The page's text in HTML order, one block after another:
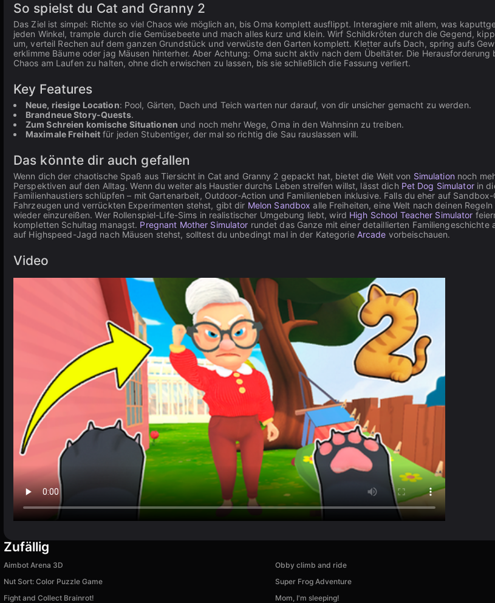
So spielst du Cat and Granny 2
Das Ziel ist simpel: Richte so viel Chaos wie möglich an, bis Oma komplett ausflippt. Interagiere mit allem, was
jeden Winkel, trample durch die Gemüsebeete und mach alles kurz und klein. Wirf Schildkröten durch die Gegend,
um, verteil Rechen auf dem ganzen Grundstück und verwüste den Garten komplett. Kletter aufs Dach, spring aufs
erklimme Bäume oder jag Mäusen hinterher. Aber Achtung: Oma sucht aktiv nach dem Übeltäter. Die Herausforderung
Chaos am Laufen zu halten, ohne dich erwischen zu lassen, bis sie schließlich die Fassung verliert.
Key Features
Neue, riesige Location: Pool, Gärten, Dach und Teich warten nur darauf, von dir unsicher gemacht zu werden.
Brandneue Story-Quests.
Zum Schreien komische Situationen und noch mehr Wege, Oma in den Wahnsinn zu treiben.
Maximale Freiheit für jeden Stubentiger, der mal so richtig die Sau rauslassen will.
Das könnte dir auch gefallen
Wenn dich der chaotische Spaß aus Tiersicht in Cat and Granny 2 gepackt hat, bietet die Welt von Simulation noch
Perspektiven auf den Alltag. Wenn du weiter als Haustier durchs Leben streifen willst, lässt dich Pet Dog Simulatorin
Familienhaustiers schlüpfen – mit Gartenarbeit, Outdoor-Action und Familienleben inklusive. Falls du eher auf
Fahrzeugen und verrückten Experimenten stehst, gibt dir Melon Sandbox alle Freiheiten, eine Welt nach deinen
wieder einzureißen. Wer Rollenspiel-Life-Sims in realistischer Umgebung liebt, wird High School Teacher Simulator
kompletten Schultag managst. Pregnant Mother Simulator rundet das Ganze mit einer detaillierten Familiengeschichte
auf Highspeed-Jagd nach Mäusen stehst, solltest du unbedingt mal in der Kategorie Arcade vorbeischauen.
Video
Zufällig
Aimbot Arena 3D Obby climb and ride
Nut Sort: Color Puzzle Game
Super Frog Adventure
Fight and Collect Brainrot!
Mom, I'm sleeping!